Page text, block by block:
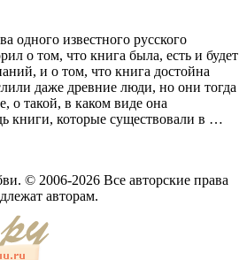
одного известного русского
о том, что книга была, есть и будет
и о том, что книга достойна
даже древние люди, но они тогда
о такой, в каком виде она
книги, которые существовали в …
© 2006-2026 Все авторские права
авторам.